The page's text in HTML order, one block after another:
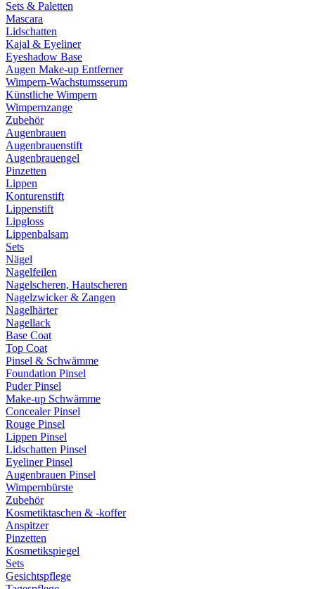
Sets & Paletten
Mascara
Lidschatten
Kajal & Eyeliner
Eyeshadow Base
Augen Make-up Entferner
Wimpern-Wachstumsserum
Künstliche Wimpern
Wimpernzange
Zubehör
Augenbrauen
Augenbrauenstift
Augenbrauengel
Pinzetten
Lippen
Konturenstift
Lippenstift
Lipgloss
Lippenbalsam
Sets
Nägel
Nagelfeilen
Nagelscheren, Hautscheren
Nagelzwicker & Zangen
Nagelhärter
Nagellack
Base Coat
Top Coat
Pinsel & Schwämme
Foundation Pinsel
Puder Pinsel
Make-up Schwämme
Concealer Pinsel
Rouge Pinsel
Lippen Pinsel
Lidschatten Pinsel
Eyeliner Pinsel
Augenbrauen Pinsel
Wimpernbürste
Zubehör
Kosmetiktaschen & -koffer
Anspitzer
Pinzetten
Kosmetikspiegel
Sets
Gesichtspflege